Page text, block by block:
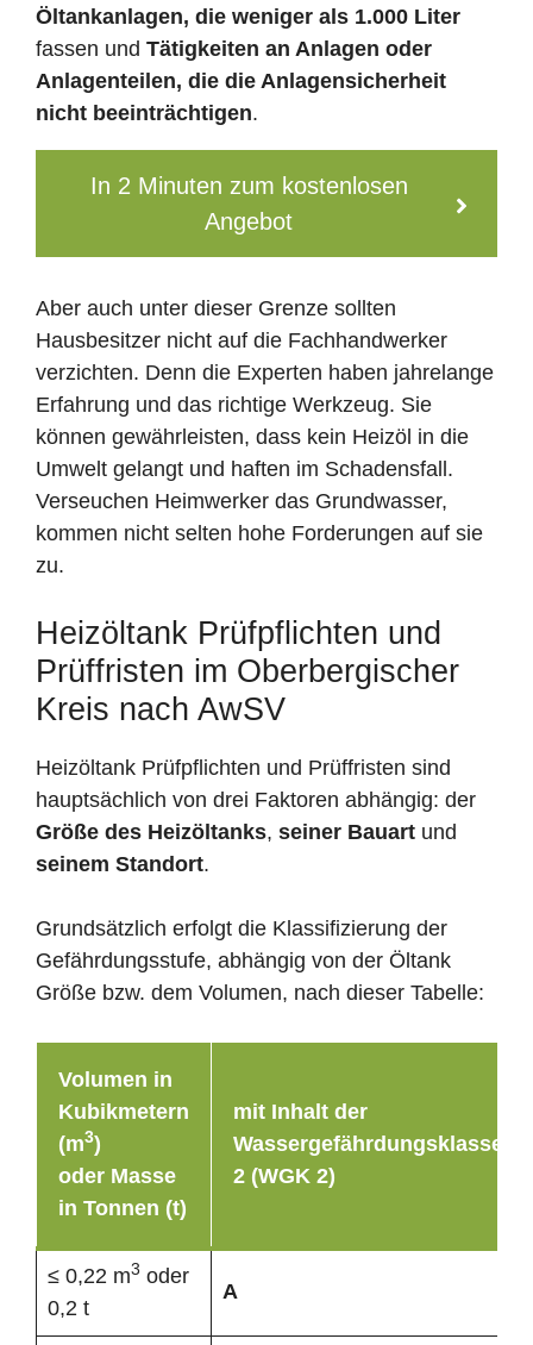
Öltankanlagen, die weniger als 1.000 Liter
fassen und Tätigkeiten an Anlagen oder
Anlagenteilen, die die Anlagensicherheit
nicht beeinträchtigen.
In 2 Minuten zum kostenlosen
Angebot
Aber auch unter dieser Grenze sollten
Hausbesitzer nicht auf die Fachhandwerker
verzichten. Denn die Experten haben jahrelange
Erfahrung und das richtige Werkzeug. Sie
können gewährleisten, dass kein Heizöl in die
Umwelt gelangt und haften im Schadensfall.
Verseuchen Heimwerker das Grundwasser,
kommen nicht selten hohe Forderungen auf sie
zu.
Heizöltank Prüfpflichten und
Prüffristen im Oberbergischer
Kreis nach AwSV
Heizöltank Prüfpflichten und Prüffristen sind
hauptsächlich von drei Faktoren abhängig: der
Größe des Heizöltanks, seiner Bauart und
seinem Standort.
Grundsätzlich erfolgt die Klassifizierung der
Gefährdungsstufe, abhängig von der Öltank
Größe bzw. dem Volumen, nach dieser Tabelle:
Volumen in
Kubikmetern
(m3)
oder Masse
in Tonnen (t)
mit Inhalt der
Wassergefährdungsklasse
2 (WGK 2)
≤ 0,22 m3 oder
0,2 t
A